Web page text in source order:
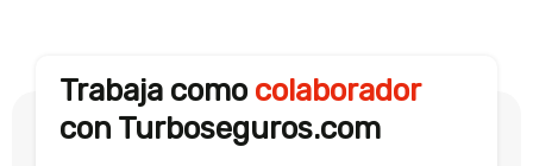
Trabaja como colaborador
con Turboseguros.com